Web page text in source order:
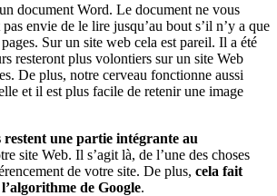
document Word. Le document ne vous
envie de le lire jusqu’au bout s’il n’y a que
Sur un site web cela est pareil. Il a été
resteront plus volontiers sur un site Web
De plus, notre cerveau fonctionne aussi
et il est plus facile de retenir une image
restent une partie intégrante au
site Web. Il s’agit là, de l’une des choses
de votre site. De plus, cela fait
de Google.